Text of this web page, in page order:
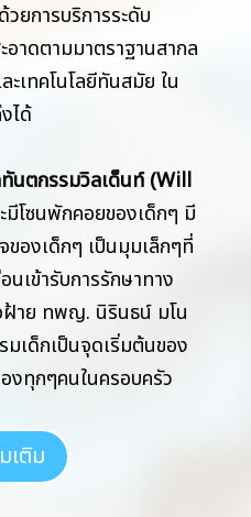
ยการบริการระดับ
อาดตามมาตราฐานสากล
เทคโนโลยีทันสมัย ใน
ได้
นตกรรมวิลเด็นท์ (Will
โซนพักคอยของเด็กๆ มี
องเด็กๆ เป็นมุมเล็กๆที่
นเข้ารับการรักษาทาง
ฝ้าย ทพญ. นิรินธน์ มโน
เด็กเป็นจุดเริ่มต้นของ
งทุกๆคนในครอบครัว
เติม